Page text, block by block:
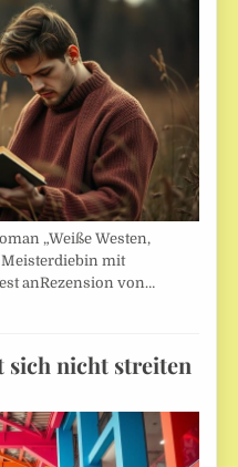
„Weiße Westen,
Meisterdiebin mit
anRezension von…
sich nicht streiten